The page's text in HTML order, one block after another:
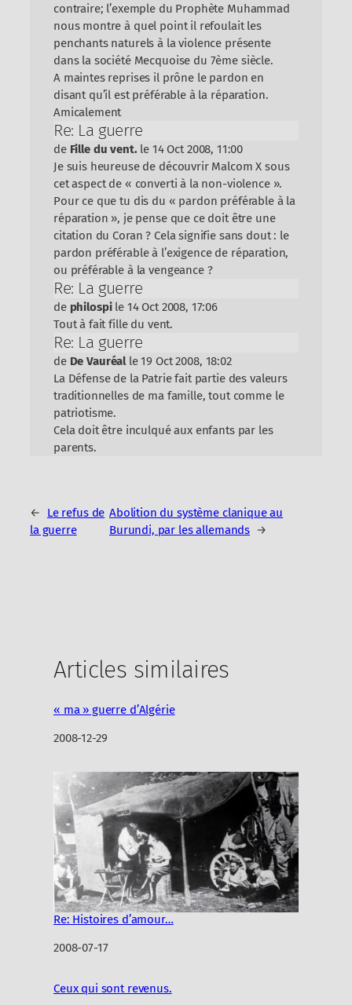
contraire; l’exemple du Prophète Muhammad
nous montre à quel point il refoulait les
penchants naturels à la violence présente
dans la société Mecquoise du 7ème siècle.
A maintes reprises il prône le pardon en
disant qu’il est préférable à la réparation.
Amicalement
Re: La guerre
de Fille du vent. le 14 Oct 2008, 11:00
Je suis heureuse de découvrir Malcom X sous
cet aspect de « converti à la non-violence ».
Pour ce que tu dis du « pardon préférable à la
réparation », je pense que ce doit être une
citation du Coran ? Cela signifie sans dout : le
pardon préférable à l’exigence de réparation,
ou préférable à la vengeance ?
Re: La guerre
de philospile 14 Oct 2008, 17:06
Tout à fait fille du vent.
Re: La guerre
de De Vauréal le 19 Oct 2008, 18:02
La Défense de la Patrie fait partie des valeurs
traditionnelles de ma famille, tout comme le
patriotisme.
Cela doit être inculqué aux enfants par les
parents.
←
Le refus de
la guerre
Abolition du système clanique au
Burundi, par les allemands →
Articles similaires
« ma » guerre d’Algérie
Date
2008-12-29
Re: Histoires d’amour…
Date
2008-07-17
Ceux qui sont revenus.